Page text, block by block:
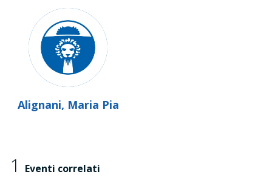
Alignani, Maria Pia
1 Eventi correlati